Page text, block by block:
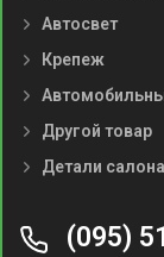
Автосвет
Крепеж
Другой товар
Детали
(095)